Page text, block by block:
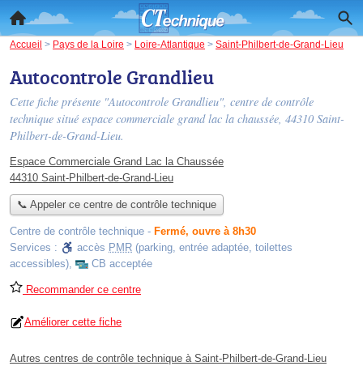
Accueil > Pays de la Loire > Loire-Atlantique > Saint-Philbert-de-Grand-Lieu
Autocontrole Grandlieu
Cette fiche présente "Autocontrole Grandlieu", centre de contrôle
technique situé espace commerciale grand lac la chaussée, 44310 Saint-
Philbert-de-Grand-Lieu.
Espace Commerciale Grand Lac la Chaussée
44310 Saint-Philbert-de-Grand-Lieu
📞 Appeler ce centre de contrôle technique
Centre de contrôle technique - Fermé, ouvre à 8h30
Services :
accès PMR (parking, entrée adaptée, toilettes
accessibles), CB acceptée
Recommander ce centre
Améliorer cette fiche
Autres centres de contrôle technique à Saint-Philbert-de-Grand-Lieu